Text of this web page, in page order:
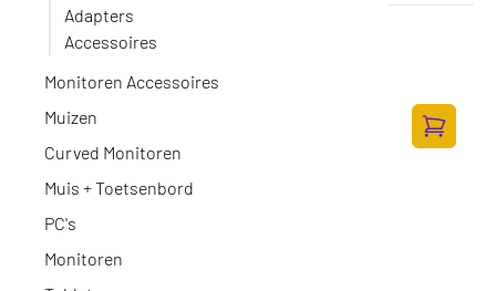
Adapters
Accessoires
Monitoren Accessoires
Muizen
Curved Monitoren
Muis + Toetsenbord
PC's
Monitoren
DELL Pro Thunderbolt 4 Smart Dock -
SD25TB4
Op voorraad · DELL-SD25TB4
238,-